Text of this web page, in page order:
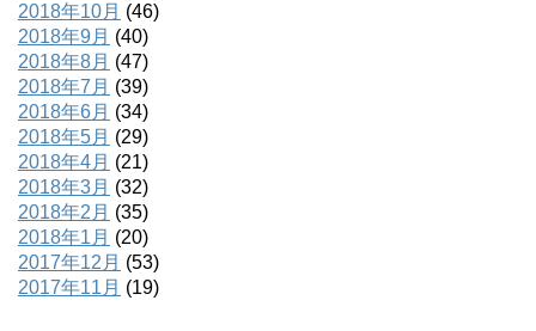
2018年10月 (46)
2018年9月 (40)
2018年8月 (47)
2018年7月 (39)
2018年6月 (34)
2018年5月 (29)
2018年4月 (21)
2018年3月 (32)
2018年2月 (35)
2018年1月 (20)
2017年12月 (53)
2017年11月 (19)